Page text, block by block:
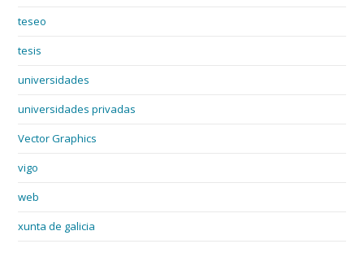
teseo
tesis
universidades
universidades privadas
Vector Graphics
vigo
web
xunta de galicia